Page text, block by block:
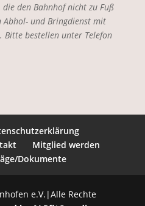
den Bahnhof nicht zu Fuß
und Bringdienst mit
Bitte bestellen unter Telefon
Mitglied werden
Dokumente
e.V.|Alle Rechte